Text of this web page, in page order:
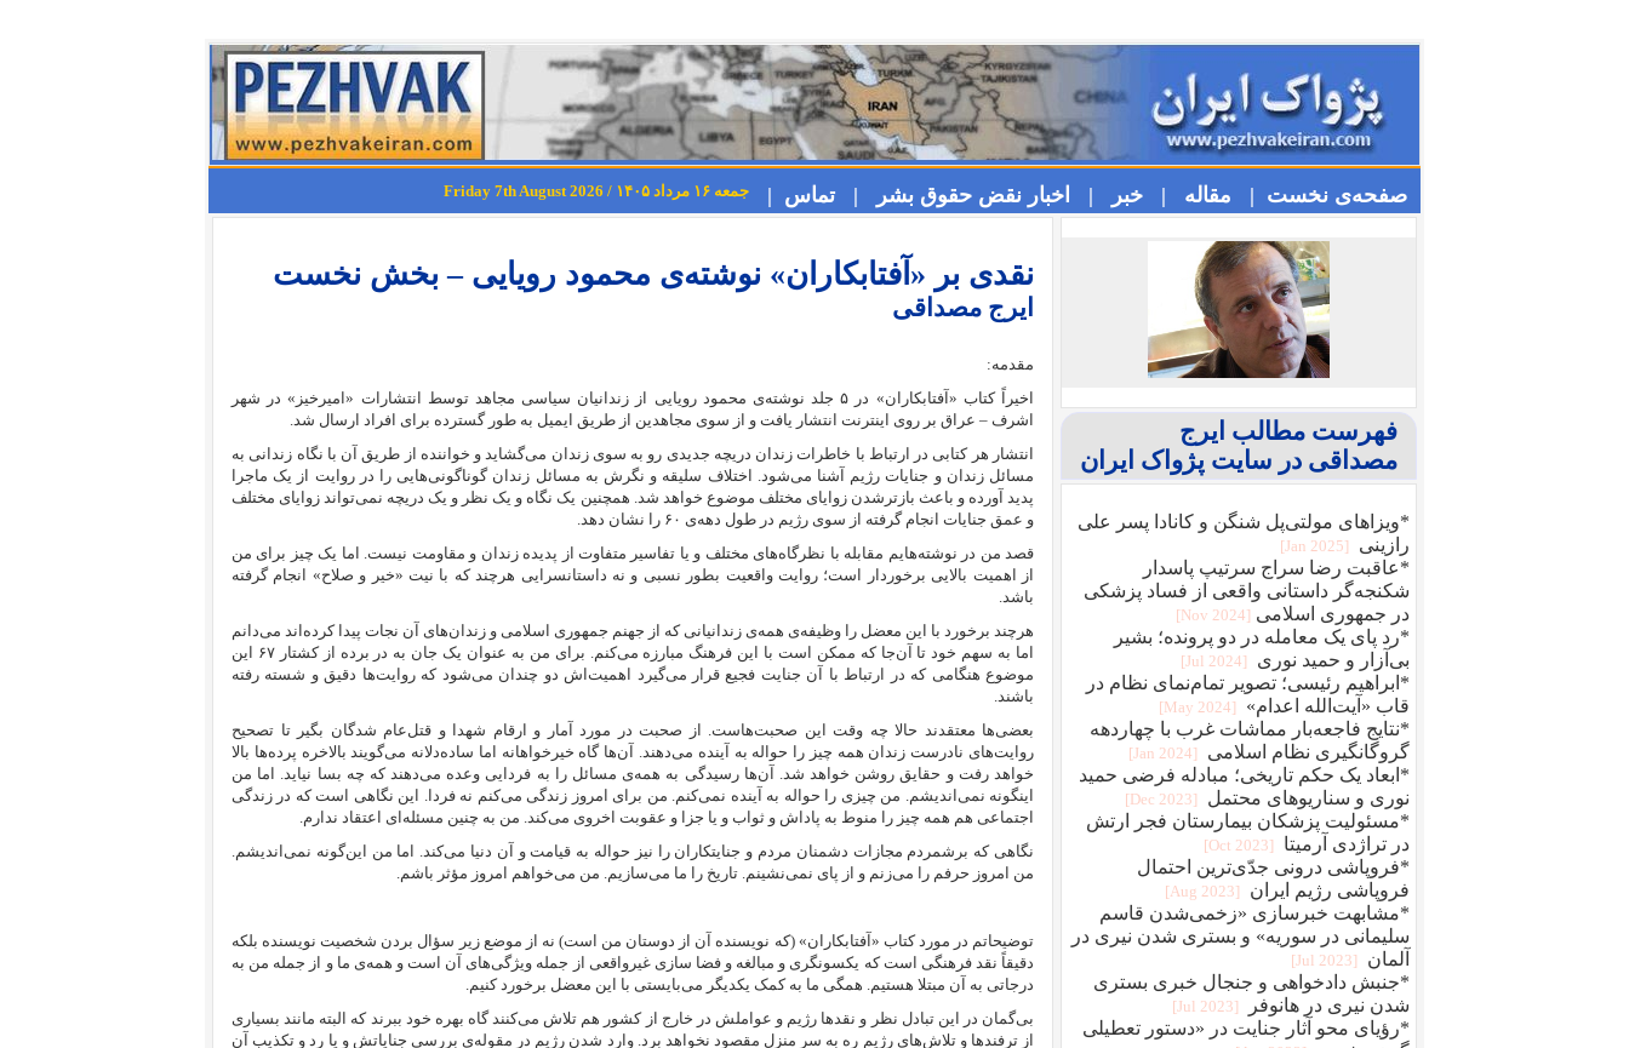
صفحه‌ی نخست | مقاله | خبر | اخبار نقض حقوق بشر | تماس | جمعه ۱۶ مرداد ۱۴۰۵ / Friday 7th August 2026
نقدی بر «آفتابکاران» نوشته‌ی محمود رویایی – بخش نخست
ایرج مصداقی
مقدمه:
اخیراً کتاب «آفتابکاران» در ۵ جلد نوشته‌ی محمود رویایی از زندانیان سیاسی مجاهد توسط انتشارات «امیرخیز» در شهر
اشرف – عراق بر روی اینترنت انتشار یافت و از سوی مجاهدین از طریق ایمیل به طور گسترده برای افراد ارسال شد.
انتشار هر کتابی در ارتباط با خاطرات زندان دریچه‌ جدیدی رو به سوی زندان می‌گشاید و خواننده از طریق آن با نگاه زندانی به
مسائل زندان و جنایات رژیم آشنا می‌شود. اختلاف سلیقه و نگرش به مسائل زندان گوناگونی‌هایی را در روایت از یک ماجرا
پدید آورده و باعث بازترشدن زوایای مختلف موضوع خواهد شد. همچنین یک نگاه و یک نظر و یک دریچه نمی‌تواند زوایای مختلف
و عمق جنایات انجام گرفته از سوی رژیم در طول دهه‌ی ۶۰ را نشان دهد.
قصد من در نوشته‌هایم مقابله با نظرگاه‌های مختلف و یا تفاسیر متفاوت از پدیده زندان و مقاومت نیست. اما یک چیز برای من
از اهمیت بالایی برخوردار است؛ روایت واقعیت بطور نسبی و نه داستانسرایی هرچند که با نیت «خیر و صلاح» انجام گرفته
باشد.
هرچند برخورد با این معضل را وظیفه‌ی همه‌ی زندانیانی که از جهنم جمهوری اسلامی و زندان‌‌های آن نجات پیدا کرده‌اند می‌دانم
اما به سهم خود تا آن‌جا که ممکن است با این فرهنگ مبارزه می‌کنم. برای من به عنوان یک جان به در برده از کشتار ۶۷ این
موضوع هنگامی که در ارتباط با آن جنایت فجیع قرار می‌گیرد اهمیت‌اش دو چندان می‌شود که روایت‌ها دقیق و شسته رفته
باشند.
بعضی‌ها معتقدند حالا چه وقت این صحبت‌هاست. از صحبت در مورد آمار و ارقام شهدا و قتل‌عام شدگان بگیر تا تصحیح
روایت‌های نادرست زندان همه چیز را حواله به آینده می‌دهند. آن‌ها گاه خیرخواهانه اما ساده‌دلانه می‌گویند بالاخره پرده‌ها بالا
خواهد رفت و حقایق روشن خواهد شد. آن‌ها رسیدگی به همه‌ی مسائل را به فردایی وعده می‌دهند که چه بسا نیاید. اما من
اینگونه نمی‌اندیشم. من چیزی را حواله به آینده نمی‌کنم. من برای امروز زندگی می‌کنم نه فردا. این نگاهی است که در زندگی
اجتماعی هم همه چیز را منوط به پاداش و ثواب و یا جزا و عقوبت اخروی می‌کند. من به چنین مسئله‌ای اعتقاد ندارم.
نگاهی که برشمردم مجازات دشمنان مردم و جنایتکاران را نیز حواله به قیامت و آن دنیا می‌کند. اما من این‌گونه نمی‌‌اندیشم.
من امروز حرفم را می‌زنم و از پای نمی‌نشینم. تاریخ را ما می‌سازیم. من می‌خواهم امروز مؤثر باشم.
توضیحاتم در مورد کتاب «آفتابکاران» (که نویسنده آن از دوستان من است) نه از موضع زیر سؤال بردن شخصیت نویسنده بلکه
دقیقاً نقد فرهنگی است که یکسونگری و مبالغه و فضا سازی غیرواقعی از جمله ویژگی‌های آن است و همه‌ی ما و از جمله من به
درجاتی به آن مبتلا هستیم. همگی ما به کمک یکدیگر می‌بایستی با این معضل برخورد کنیم.
بی‌گمان در این تبادل نظر و نقد‌ها رژیم و عواملش در خارج از کشور هم تلاش می‌کنند گاه بهره خود ببرند که البته مانند بسیاری
از ترفند‌ها و تلاش‌های رژیم ره به سر منزل مقصود نخواهد برد. وارد شدن رژیم در مقوله‌ی بررسی جنایاتش و یا رد و تکذیب‌ آن‌
فهرست مطالب ایرج
مصداقی در سایت پژواک ایران
*ویزا‌های مولتی‌پل شنگن و کانادا پسر علی
رازینی
[2025 Jan]
*عاقبت رضا سراج سرتيپ پاسدار
شکنجه‌گر داستانی واقعی از فساد پزشکی
در جمهوری اسلامی [2024 Nov]
*رد پای یک معامله در دو پرونده؛ بشیر
بی‌آزار و حمید نوری
[2024 Jul]
*ابراهیم رئیسی؛ تصویر تمام‌نمای نظام در
قاب «آیت‌الله اعدام»
[2024 May]
*نتایج فاجعه‌بار مماشات غرب با چهاردهه
گروگانگیری نظام اسلامی
[2024 Jan]
*ابعاد یک حکم تاریخی؛ مبادله فرضی حمید
نوری و سناریوهای محتمل
[2023 Dec]
*مسئولیت پزشکان بیمارستان فجر ارتش
در تراژدی آرمیتا
[2023 Oct]
*فروپاشی درونی جدّی‌ترین احتمال
فروپاشی رژیم ایران
[2023 Aug]
*مشابهت خبرسازی «زخمی‌شدن قاسم
سلیمانی در سوریه» و بستری شدن نیری در
آلمان
[2023 Jul]
*جنبش دادخواهی و جنجال خبری بستری
شدن نیری در هانوفر
[2023 Jul]
*رؤیای محو آثار جنایت در «دستور تعطیلی